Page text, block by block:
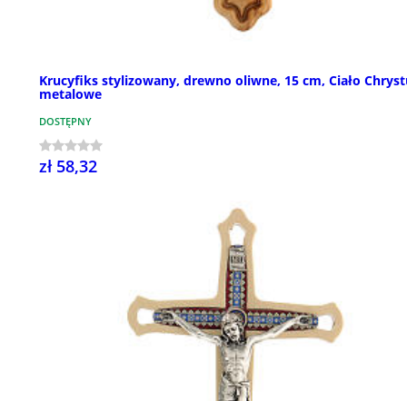
Krucyfiks stylizowany, drewno oliwne, 15 cm, Ciało
metalowe
DOSTĘPNY
zł 58,32